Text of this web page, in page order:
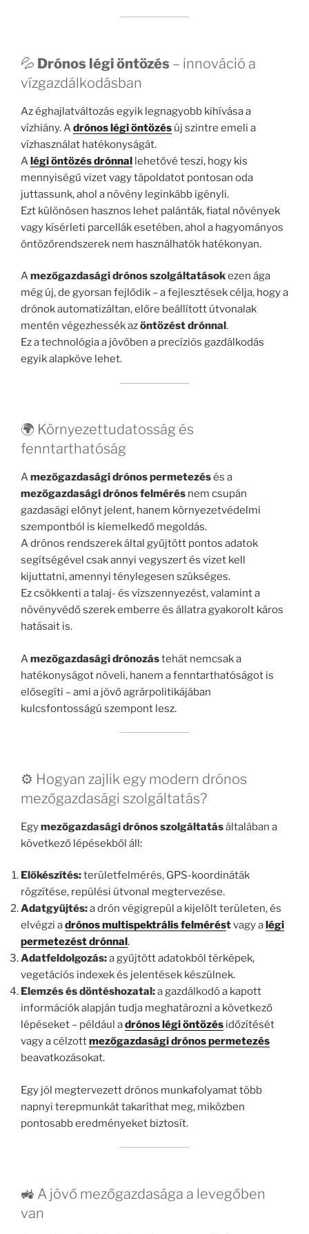
💦 Drónos légi öntözés – innováció a
vízgazdálkodásban
Az éghajlatváltozás egyik legnagyobb kihívása a
vízhiány. Adrónos légi öntözés új szintre emeli a
vízhasználat hatékonyságát.
Alégi öntözés drónnal lehetővé teszi, hogy kis
mennyiségű vizet vagy tápoldatot pontosan oda
juttassunk, ahol a növény leginkább igényli.
Ezt különösen hasznos lehet palánták, fiatal növények
vagy kísérleti parcellák esetében, ahol a hagyományos
öntözőrendszerek nem használhatók hatékonyan.
Amezőgazdasági drónos szolgáltatásokezen ága
még új, de gyorsan fejlődik – a fejlesztések célja, hogy a
drónok automatizáltan, előre beállított útvonalak
mentén végezhessék azöntözést drónnal .
Ez a technológia a jövőben a precíziós gazdálkodás
egyik alapköve lehet.
🌍 Környezettudatosság és
fenntarthatóság
Amezőgazdasági drónos permetezésés a
mezőgazdasági drónos felmérés nem csupán
gazdasági előnyt jelent, hanem környezetvédelmi
szempontból is kiemelkedő megoldás.
A drónos rendszerek által gyűjtött pontos adatok
segítségével csak annyi vegyszert és vizet kell
kijuttatni, amennyi ténylegesen szükséges.
Ez csökkenti a talaj- és vízszennyezést, valamint a
növényvédő szerek emberre és állatra gyakorolt káros
hatásait is.
Amezőgazdasági drónozástehát nemcsak a
hatékonyságot növeli, hanem a fenntarthatóságot is
elősegíti – ami a jövő agrárpolitikájában
kulcsfontosságú szempont lesz.
⚙️ Hogyan zajlik egy modern drónos
mezőgazdasági szolgáltatás?
Egymezőgazdasági drónos szolgáltatásáltalában a
következő lépésekből áll:
Előkészítés:területfelmérés, GPS-koordináták
rögzítése, repülési útvonal megtervezése.
Adatgyűjtés:a drón végigrepül a kijelölt területen, és
elvégzi adrónos multispektrális felméréstvagy a légi
permetezést drónnal .
Adatfeldolgozás:a gyűjtött adatokból térképek,
vegetációs indexek és jelentések készülnek.
Elemzés és döntéshozatal:a gazdálkodó a kapott
információk alapján tudja meghatározni a következő
lépéseket – például adrónos légi öntözés időzítését
vagy a célzottmezőgazdasági drónos permetezés
beavatkozásokat.
Egy jól megtervezett drónos munkafolyamat több
napnyi terepmunkát takaríthat meg, miközben
pontosabb eredményeket biztosít.
🚜 A jövő mezőgazdasága a levegőben
van